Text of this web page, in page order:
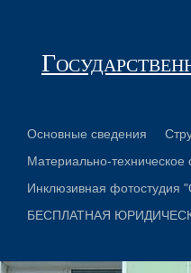
Основные сведения
Материально-техническое
Инклюзивная фотостудия
БЕСПЛАТНАЯ